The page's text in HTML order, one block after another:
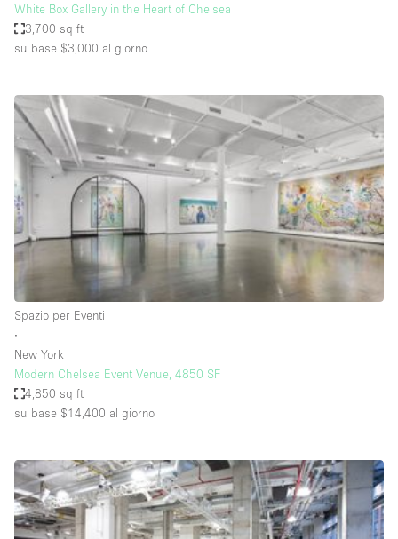
Bar
Camere Multiple
Concierge
Cucina
Elettricità
Esposizione di Automobili
Giardino
Illuminazione
Impianto audiovisivo
Industriale
Internet
Livello strada
Magazzino
Parcheggio privato
White Box Gallery in the Heart of Chelsea
3,700 sq ft
su base $3,000 al giorno
Spazio per Eventi
∙
New York
Modern Chelsea Event Venue, 4850 SF
4,850 sq ft
su base $14,400 al giorno